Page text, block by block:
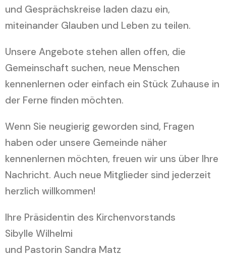
und Gesprächskreise laden dazu ein,
miteinander Glauben und Leben zu teilen.
Unsere Angebote stehen allen offen, die
Gemeinschaft suchen, neue Menschen
kennenlernen oder einfach ein Stück Zuhause in
der Ferne finden möchten.
Wenn Sie neugierig geworden sind, Fragen
haben oder unsere Gemeinde näher
kennenlernen möchten, freuen wir uns über Ihre
Nachricht. Auch neue Mitglieder sind jederzeit
herzlich willkommen!
Ihre Präsidentin des Kirchenvorstands
Sibylle Wilhelmi
und Pastorin Sandra Matz